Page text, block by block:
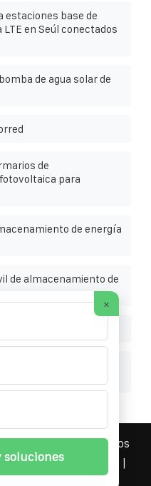
estaciones base de
en Seúl conectados
de agua solar de
de
para
de energía
de almacenamiento de
energía solar fuera de
2026 Todos los
+34 91 527 43 18
×